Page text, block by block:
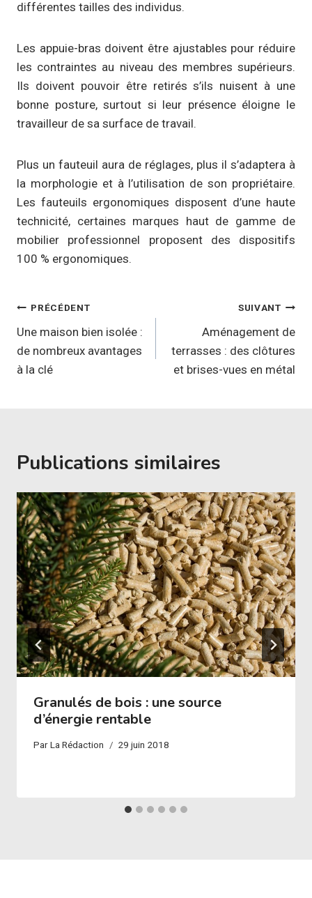
différentes tailles des individus.
Les appuie-bras doivent être ajustables pour réduire
les contraintes au niveau des membres supérieurs.
Ils doivent pouvoir être retirés s’ils nuisent à une
bonne posture, surtout si leur présence éloigne le
travailleur de sa surface de travail.
Plus un fauteuil aura de réglages, plus il s’adaptera à
la morphologie et à l’utilisation de son propriétaire.
Les fauteuils ergonomiques disposent d’une haute
technicité, certaines marques haut de gamme de
mobilier professionnel proposent des dispositifs
100 % ergonomiques.
Navigation
de
l’article
PRÉCÉDENT
Une maison bien isolée :
de nombreux avantages
à la clé
SUIVANT
Aménagement de
terrasses : des clôtures
et brises-vues en métal
Publications similaires
Granulés de bois : une source
d’énergie rentable
ParLa Rédaction 29 juin 2018